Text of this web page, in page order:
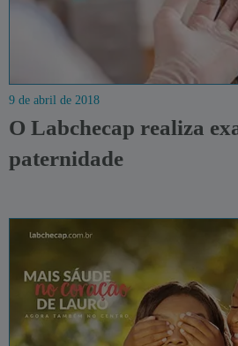
9 de abril de 2018
O Labchecap realiza
paternidade